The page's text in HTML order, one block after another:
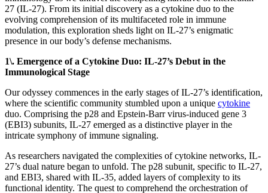
27 (IL-27). From its initial discovery as a cytokine duo to the
evolving comprehension of its multifaceted role in immune
modulation, this exploration sheds light on IL-27’s enigmatic
presence in our body’s defense mechanisms.
1\. Emergence of a Cytokine Duo: IL-27’s Debut in the
Immunological Stage
Our odyssey commences in the early stages of IL-27’s identification,
where the scientific community stumbled upon a unique cytokine
duo. Comprising the p28 and Epstein-Barr virus-induced gene 3
(EBI3) subunits, IL-27 emerged as a distinctive player in the
intricate symphony of immune signaling.
As researchers navigated the complexities of cytokine networks, IL-
27’s dual nature began to unfold. The p28 subunit, specific to IL-27,
and EBI3, shared with IL-35, added layers of complexity to its
functional identity. The quest to comprehend the orchestration of